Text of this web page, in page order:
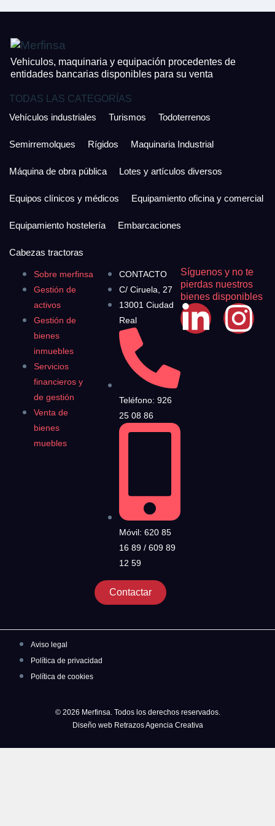
Vehiculos, maquinaria y equipación procedentes de
entidades bancarias disponibles para su venta
Sobre merfinsa
Gestión de
activos
Gestión de
bienes
inmuebles
Servicios
financieros y
de gestión
Venta de
bienes
muebles
CONTACTO
C/ Ciruela, 27
13001 Ciudad
Real
Teléfono: 926
25 08 86
Móvil: 620 85
16 89 / 609 89
12 59
Contactar
Síguenos y no te
pierdas nuestros
bienes disponibles
TODAS LAS CATEGORÍAS
Vehículos industriales
Turismos Todoterrenos
Semirremolques Rígidos Maquinaria Industrial
Máquina de obra pública Lotes y artículos diversos
Equipos clínicos y médicos Equipamiento oficina y comercial
Equipamiento hostelería Embarcaciones
Cabezas tractoras
Aviso legal
Política de privacidad
Política de cookies
© 2026 Merfinsa. Todos los derechos reservados.
Diseño web Retrazos Agencia Creativa